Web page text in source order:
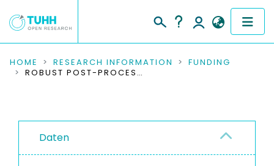
COMMUNITIES & COLLECTIONS
RESEARCH DATA
HOME RESEARCH INFORMATION
FUNDING
ROBUST POST-PROCESSING OF ADDITIVELY MANUFACTURED COMPONENTS
Daten